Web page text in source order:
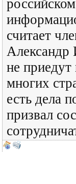
российском
считает
не
многих
есть дела
призвал